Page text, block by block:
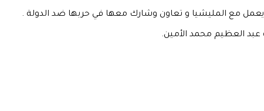
يعمل مع المليشيا و تعاون وشارك معها في حربها ضد الدولة .
عبد العظيم محمد الأمين.